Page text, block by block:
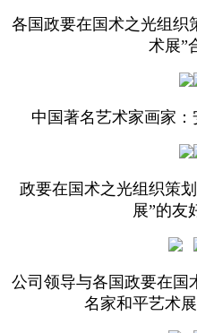
各国政要在国术之光组织
术展”
中国著名艺术家画家
政要在国术之光组织策
展”的友
公司领导与各国政要在国
名家和平艺术